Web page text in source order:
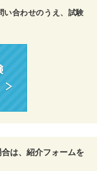
い合わせのうえ、試験
は、紹介フォームを